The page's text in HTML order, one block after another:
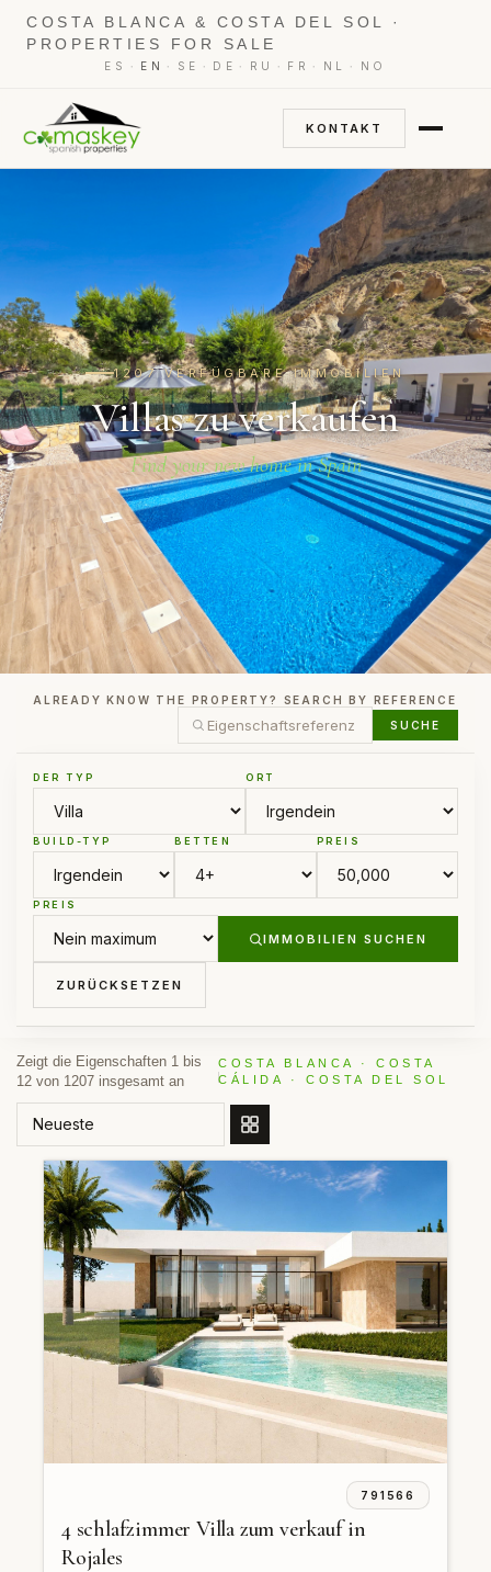
COSTA BLANCA & COSTA DEL SOL ·
PROPERTIES FOR SALE
ES · EN · SE · DE · RU · FR · NL · NO
KONTAKT
1207 VERFÜGBARE IMMOBILIEN
Villas zu verkaufen
Find your new home in Spain
ALREADY KNOW THE PROPERTY? SEARCH BY REFERENCE
SUCHE
DER TYP ORT
BUILD-TYP BETTEN PREIS
PREIS
IMMOBILIEN SUCHEN
ZURÜCKSETZEN
Zeigt die Eigenschaften 1 bis
12 von 1207 insgesamt an
COSTA BLANCA · COSTA
CÁLIDA · COSTA DEL SOL
SORTIEREN NACH
791566
4 schlafzimmer Villa zum verkauf in
Rojales